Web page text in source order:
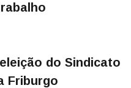
do Sindicato
Friburgo